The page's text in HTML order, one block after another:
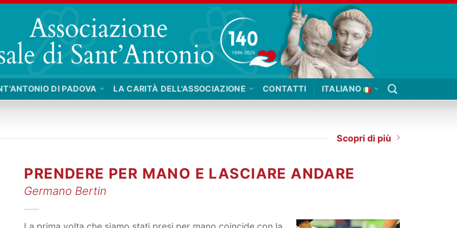
DI PADOVA LA CARITÀ DELL'ASSOCIAZIONE CONTATTI ITALIANO
Scopri di più
PRENDERE PER MANO E LASCIARE ANDARE
Germano Bertin